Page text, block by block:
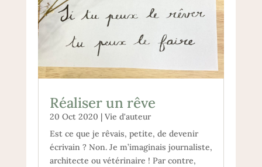
Réaliser un rêve
20 Oct 2020 | Vie d'auteur
Est ce que je rêvais, petite, de devenir
écrivain ? Non. Je m’imaginais journaliste,
architecte ou vétérinaire ! Par contre,